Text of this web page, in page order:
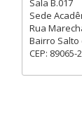
Sala B.017
Sede
Rua
Bairro Salto
CEP: 89065-